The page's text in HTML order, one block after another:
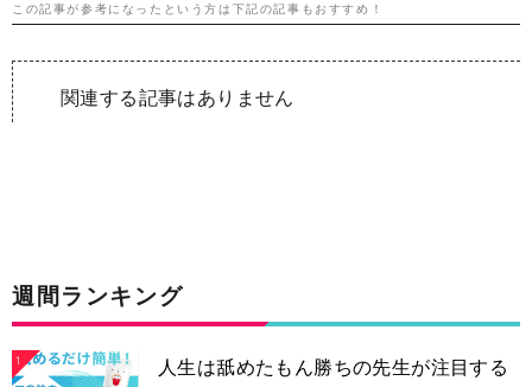
この記事が参考になったという方は下記の記事もおすすめ！
関連する記事はありません
週間ランキング
1
人生は舐めたもん勝ちの先生が注目する